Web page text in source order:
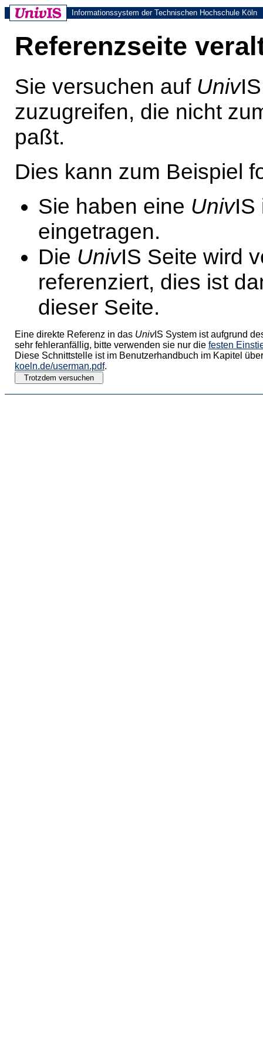
Informationssystem der Technischen Hochschule Köln
Referenzseite
Sie versuchen auf Univ
zuzugreifen, die nicht
paßt.
Dies kann zum Beispiel
Sie haben eine UnivIS
eingetragen.
Die UnivIS Seite wird
referenziert, dies ist
dieser Seite.
Eine direkte Referenz in das UnivIS System ist aufgrund
sehr fehleranfällig, bitte verwenden sie nur die festen
Diese Schnittstelle ist im Benutzerhandbuch im Kapitel
koeln.de/userman.pdf.